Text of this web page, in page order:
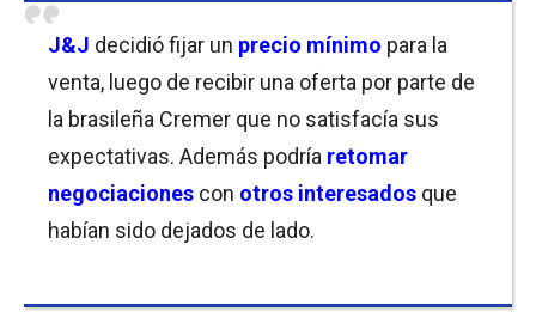
J&J decidió fijar un precio mínimo para la
venta, luego de recibir una oferta por parte de
la brasileña Cremer que no satisfacía sus
expectativas. Además podría retomar
negociaciones con otros interesados que
habían sido dejados de lado.